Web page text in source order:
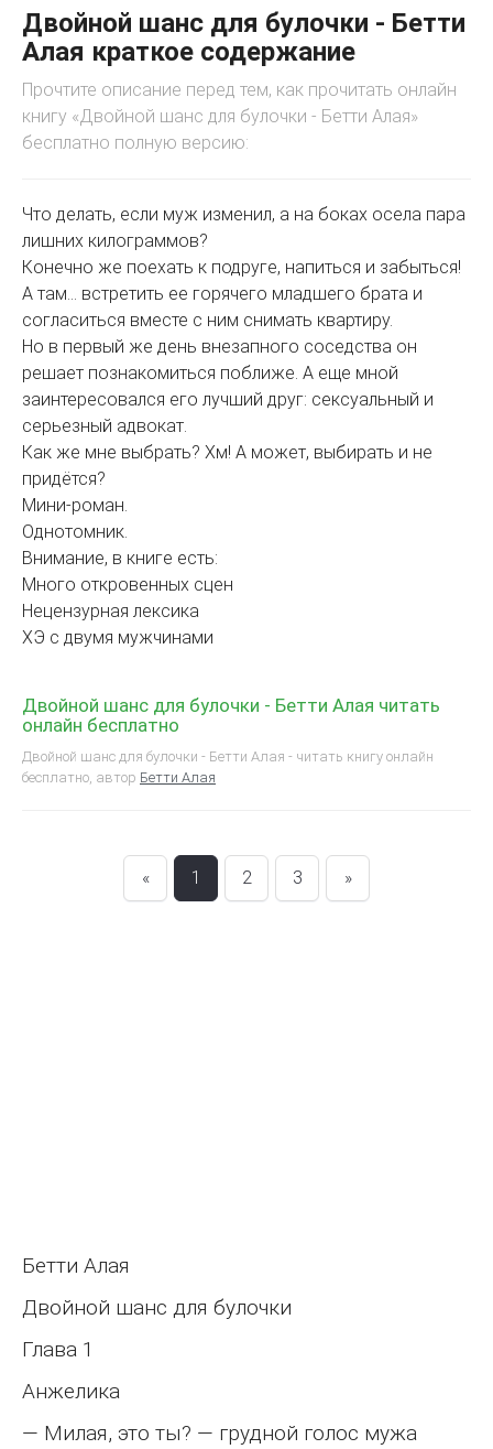
Двойной шанс для булочки - Бетти
Алая краткое содержание
Прочтите описание перед тем, как прочитать онлайн
книгу «Двойной шанс для булочки - Бетти Алая»
бесплатно полную версию:
Что делать, если муж изменил, а на боках осела пара
лишних килограммов?
Конечно же поехать к подруге, напиться и забыться!
А там… встретить ее горячего младшего брата и
согласиться вместе с ним снимать квартиру.
Но в первый же день внезапного соседства он
решает познакомиться поближе. А еще мной
заинтересовался его лучший друг: сексуальный и
серьезный адвокат.
Как же мне выбрать? Хм! А может, выбирать и не
придётся?
Мини-роман.
Однотомник.
Внимание, в книге есть:
Много откровенных сцен
Нецензурная лексика
ХЭ с двумя мужчинами
Двойной шанс для булочки - Бетти Алая читать
онлайн бесплатно
Двойной шанс для булочки - Бетти Алая - читать книгу онлайн
бесплатно, автор Бетти Алая
« 1 2 3 »
Бетти Алая
Двойной шанс для булочки
Глава 1
Анжелика
— Милая, это ты? — грудной голос мужа